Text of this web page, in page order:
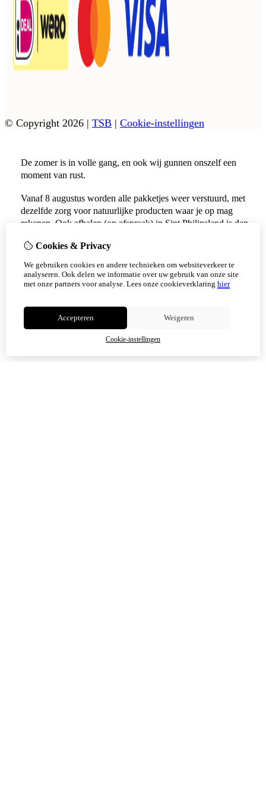
© Copyright 2026 | TSB | Cookie-instellingen
Cookies & Privacy
We gebruiken cookies en andere technieken om websiteverkeer te
analyseren. Ook delen we informatie over uw gebruik van onze site
met onze partners voor analyse. Lees onze cookieverklaring hier
Accepteren Weigeren
Cookie-instellingen
De zomer is in volle gang, en ook wij gunnen onszelf een
moment van rust.
Vanaf 8 augustus worden alle pakketjes weer verstuurd, met
dezelfde zorg voor natuurlijke producten waar je op mag
rekenen. Ook afhalen (op afspraak) in Sint Philipsland is dan
Vanaf 17 augustus zijn alle afhaalpunten (Tholen en
Scherpenisse) weer geopend.